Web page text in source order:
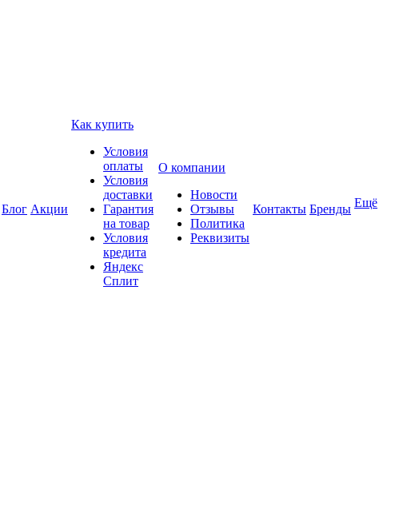
Блог Акции
Как купить
Условия
оплаты
Условия
доставки
Гарантия
на товар
Условия
кредита
Яндекс
Сплит
О компании
Новости
Отзывы
Политика
Реквизиты
Контакты Бренды Ещё